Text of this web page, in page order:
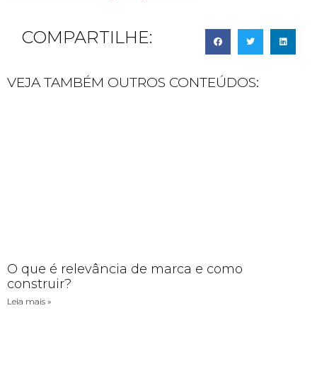
COMPARTILHE:
VEJA TAMBÉM OUTROS CONTEÚDOS:
O que é relevância de marca e como
construir?
Leia mais »